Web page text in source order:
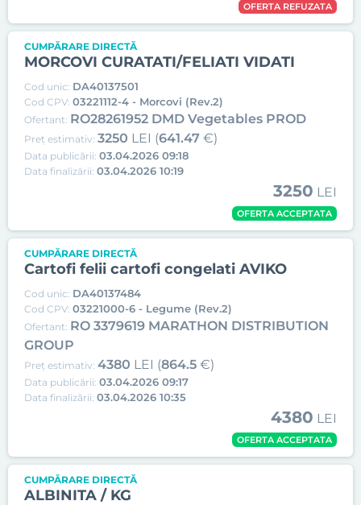
OFERTA REFUZATA
CUMPĂRARE DIRECTĂ
MORCOVI CURATATI/FELIATI VIDATI
Cod unic: DA40137501
Cod CPV: 03221112-4 - Morcovi (Rev.2)
Ofertant: RO28261952 DMD Vegetables PROD
Preț estimativ: 3250 LEI (641.47 €)
Data publicării: 03.04.2026 09:18
Data finalizării: 03.04.2026 10:19
3250 LEI
OFERTA ACCEPTATA
CUMPĂRARE DIRECTĂ
Cartofi felii cartofi congelati AVIKO
Cod unic: DA40137484
Cod CPV: 03221000-6 - Legume (Rev.2)
Ofertant: RO 3379619 MARATHON DISTRIBUTION
GROUP
Preț estimativ: 4380 LEI (864.5 €)
Data publicării: 03.04.2026 09:17
Data finalizării: 03.04.2026 10:35
4380 LEI
OFERTA ACCEPTATA
CUMPĂRARE DIRECTĂ
ALBINITA / KG